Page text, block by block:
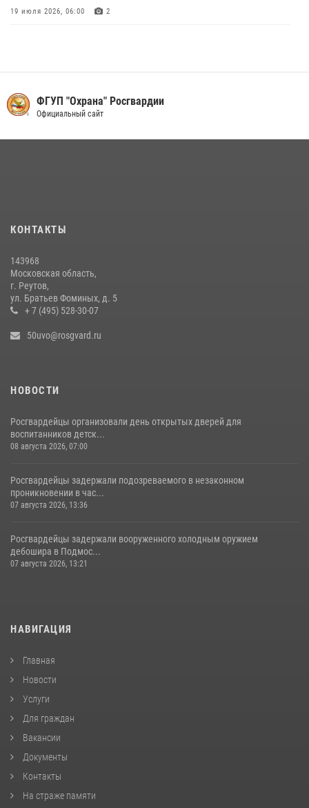
19 июля 2026, 06:00 2
08 июля 2026, 14:51 4
В Подмосковье росгвардейцы задержали мужчину, пугавшего
жильцов многоквартирного дома охотничьим карабином (видео)
13 июля 2026, 14:14
ФГУП "Охрана" Росгвардии
Официальный сайт
КОНТАКТЫ
143968
Московская область,
г. Реутов,
ул. Братьев Фоминых, д. 5
+ 7 (495) 528-30-07
50uvo@rosgvard.ru
НОВОСТИ
Росгвардейцы организовали день открытых дверей для
воспитанников детск...
08 августа 2026, 07:00
Росгвардейцы задержали подозреваемого в незаконном
проникновении в час...
07 августа 2026, 13:36
Росгвардейцы задержали вооруженного холодным оружием
дебошира в Подмос...
07 августа 2026, 13:21
НАВИГАЦИЯ
Главная
Новости
Услуги
Для граждан
Вакансии
Документы
Контакты
На страже памяти